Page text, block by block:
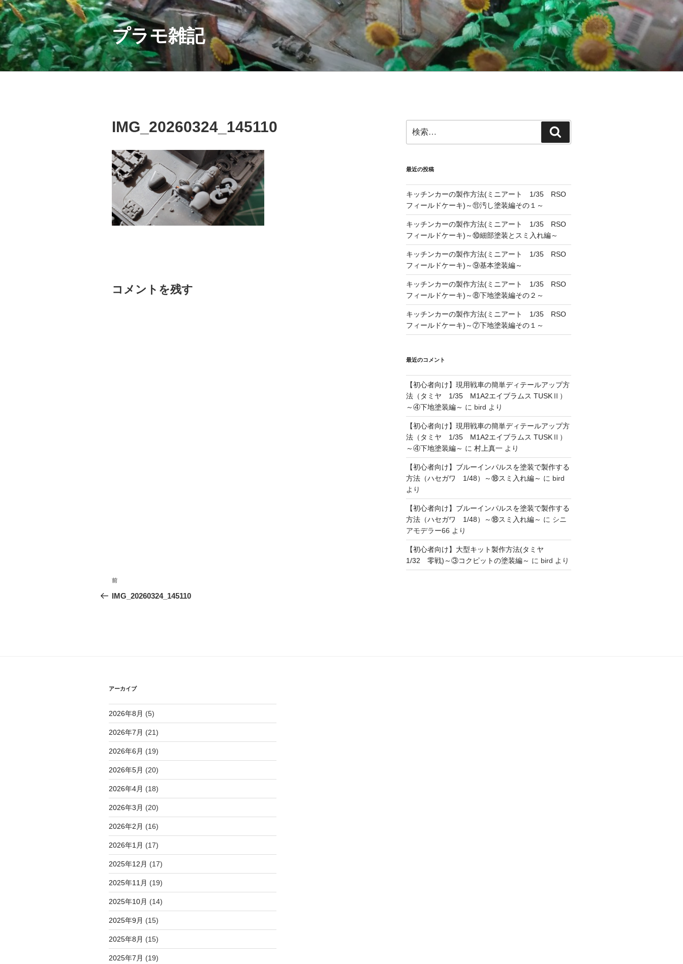
コ
ン
テ
ン
ツ
へ
プラモ雑記
IMG_20260324_145110
コメントを残す
投
稿
シ
ョ
ン
前
の
前
IMG_20260324_145110
索:
索
最近の投稿
キッチンカーの製作方法(ミニアート 1/35 RSO
フィールドケーキ)～⑪汚し塗装編その１～
キッチンカーの製作方法(ミニアート 1/35 RSO
フィールドケーキ)～⑩細部塗装とスミ入れ編～
キッチンカーの製作方法(ミニアート 1/35 RSO
フィールドケーキ)～⑨基本塗装編～
キッチンカーの製作方法(ミニアート 1/35 RSO
フィールドケーキ)～⑧下地塗装編その２～
キッチンカーの製作方法(ミニアート 1/35 RSO
フィールドケーキ)～⑦下地塗装編その１～
最近のコメント
【初心者向け】現用戦車の簡単ディテールアップ方
法（タミヤ 1/35 M1A2エイブラムス TUSKⅡ）
～④下地塗装編～ に bird より
【初心者向け】現用戦車の簡単ディテールアップ方
法（タミヤ 1/35 M1A2エイブラムス TUSKⅡ）
～④下地塗装編～ に 村上真一より
【初心者向け】ブルーインパルスを塗装で製作する
方法（ハセガワ 1/48）～⑱スミ入れ編～ に bird
より
【初心者向け】ブルーインパルスを塗装で製作する
方法（ハセガワ 1/48）～⑱スミ入れ編～ に シニ
アモデラー66 より
【初心者向け】大型キット製作方法(タミヤ
1/32 零戦)～③コクピットの塗装編～ に bird より
アーカイブ
2026年8月 (5)
2026年7月 (21)
2026年6月 (19)
2026年5月 (20)
2026年4月 (18)
2026年3月 (20)
2026年2月 (16)
2026年1月 (17)
2025年12月 (17)
2025年11月 (19)
2025年10月 (14)
2025年9月 (15)
2025年8月 (15)
2025年7月 (19)